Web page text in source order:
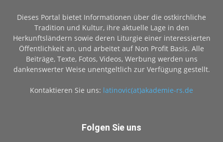
Dieses Portal bietet Informationen über die ostkirchliche
Tradition und Kultur, ihre aktuelle Lage in den
Herkunftsländern sowie deren Liturgie einer interessierten
Öffentlichkeit an, und arbeitet auf Non Profit Basis. Alle
Beiträge, Texte, Fotos, Videos, Werbung werden uns
dankenswerter Weise unentgeltlich zur Verfügung gestellt.
Kontaktieren Sie uns: latinovic(at)akademie-rs.de
Folgen Sie uns